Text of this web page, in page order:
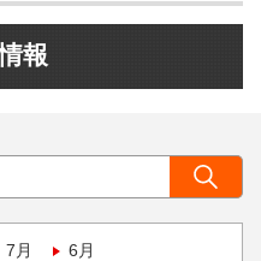
報
7月 6月